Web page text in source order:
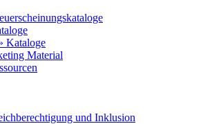
Kataloge
Material
und Inklusion